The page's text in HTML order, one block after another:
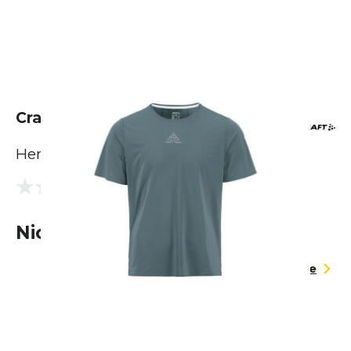
Craft Pro Trail SS Tee 2
Herren
0.0 (0 Bewertungen)
Nicht lieferbar
Größentabelle